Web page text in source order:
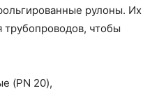
рулоны. Их
трубопроводов, чтобы
(PN 20),